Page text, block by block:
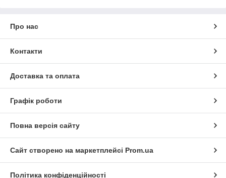
Про нас
Контакти
Доставка та оплата
Графік роботи
Повна версія сайту
Сайт створено на маркетплейсі Prom.ua
Політика конфіденційності